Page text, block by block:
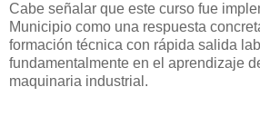
Cabe señalar que este curso fue
Municipio como una respuesta
formación técnica con rápida salida
fundamentalmente en el aprendizaje
maquinaria industrial.